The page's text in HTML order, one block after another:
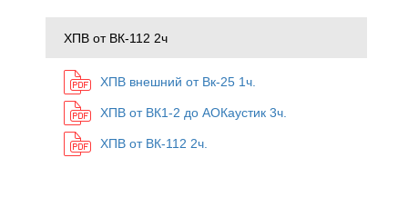
ХПВ от ВК-112 2ч
ХПВ внешний от Вк-25 1ч.
ХПВ от ВК1-2 до АОКаустик 3ч.
ХПВ от ВК-112 2ч.